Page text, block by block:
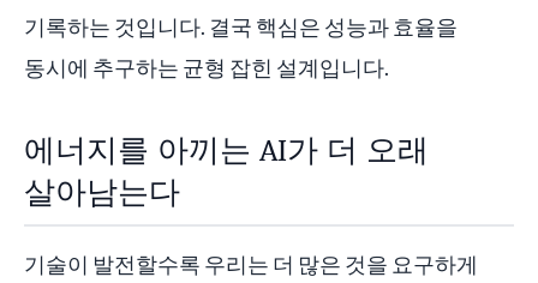
기록하는 것입니다. 결국 핵심은 성능과 효율을
동시에 추구하는 균형 잡힌 설계입니다.
에너지를 아끼는 AI가 더 오래
살아남는다
기술이 발전할수록 우리는 더 많은 것을 요구하게